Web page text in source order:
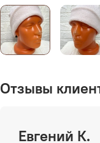
Отзывы
Евгений К.